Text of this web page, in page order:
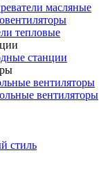
масляные
тепловые
станции
вентиляторы
вентиляторы
стиль